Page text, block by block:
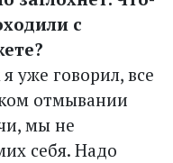
с
уже говорил, все
отмывании
мы не
себя. Надо